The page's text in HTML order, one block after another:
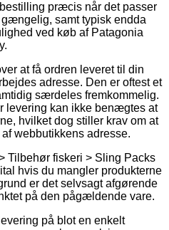
præcis når det passer
samt typisk endda
ved køb af Patagonia
at få ordren leveret til din
adresse. Den er oftest et
særdeles fremkommelig.
levering kan ikke benægtes at
hvilket dog stiller krav om at
webbutikkens adresse.
Tilbehør fiskeri > Sling Packs
hvis du mangler produkterne
er det selvsagt afgørende
på den pågældende vare.
på blot en enkelt